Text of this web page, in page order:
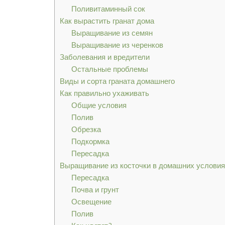
Поливитаминный сок
Как вырастить гранат дома
Выращивание из семян
Выращивание из черенков
Заболевания и вредители
Остальные проблемы
Виды и сорта граната домашнего
Как правильно ухаживать
Общие условия
Полив
Обрезка
Подкормка
Пересадка
Выращивание из косточки в домашних
Пересадка
Почва и грунт
Освещение
Полив